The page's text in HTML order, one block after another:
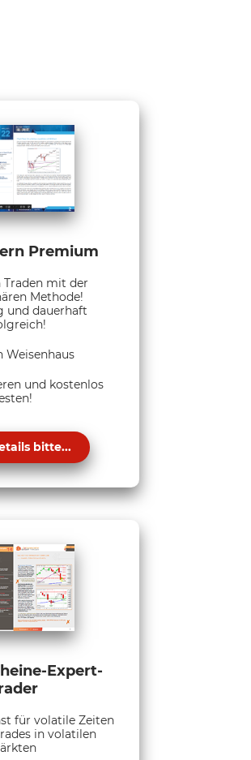
Premium
mit der
Methode!
und dauerhaft
Weisenhaus
und kostenlos
bitte...
Expert-
für volatile Zeiten
in volatilen